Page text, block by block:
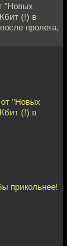
"Новых
(!) в
пролета,
"Новых
(!) в
прикольнее!